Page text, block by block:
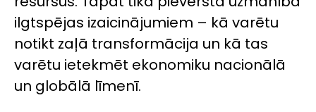
ilgtspējas izaicinājumiem – kā varētu
notikt zaļā transformācija un kā tas
varētu ietekmēt ekonomiku nacionālā
un globālā līmenī.